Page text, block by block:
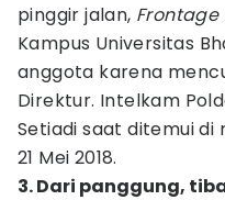
pinggir jalan, Frontage
Kampus Universitas
anggota karena
Direktur. Intelkam
Setiadi saat ditemui di
21 Mei 2018.
3. Dari panggung,